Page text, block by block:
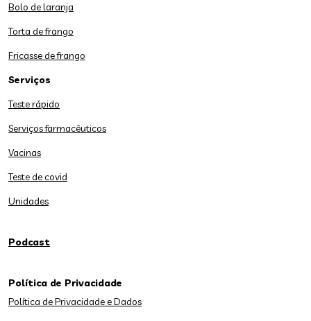
Bolo de laranja
Torta de frango
Fricasse de frango
Serviços
Teste rápido
Serviços farmacêuticos
Vacinas
Teste de covid
Unidades
Podcast
Política de Privacidade
Política de Privacidade e Dados